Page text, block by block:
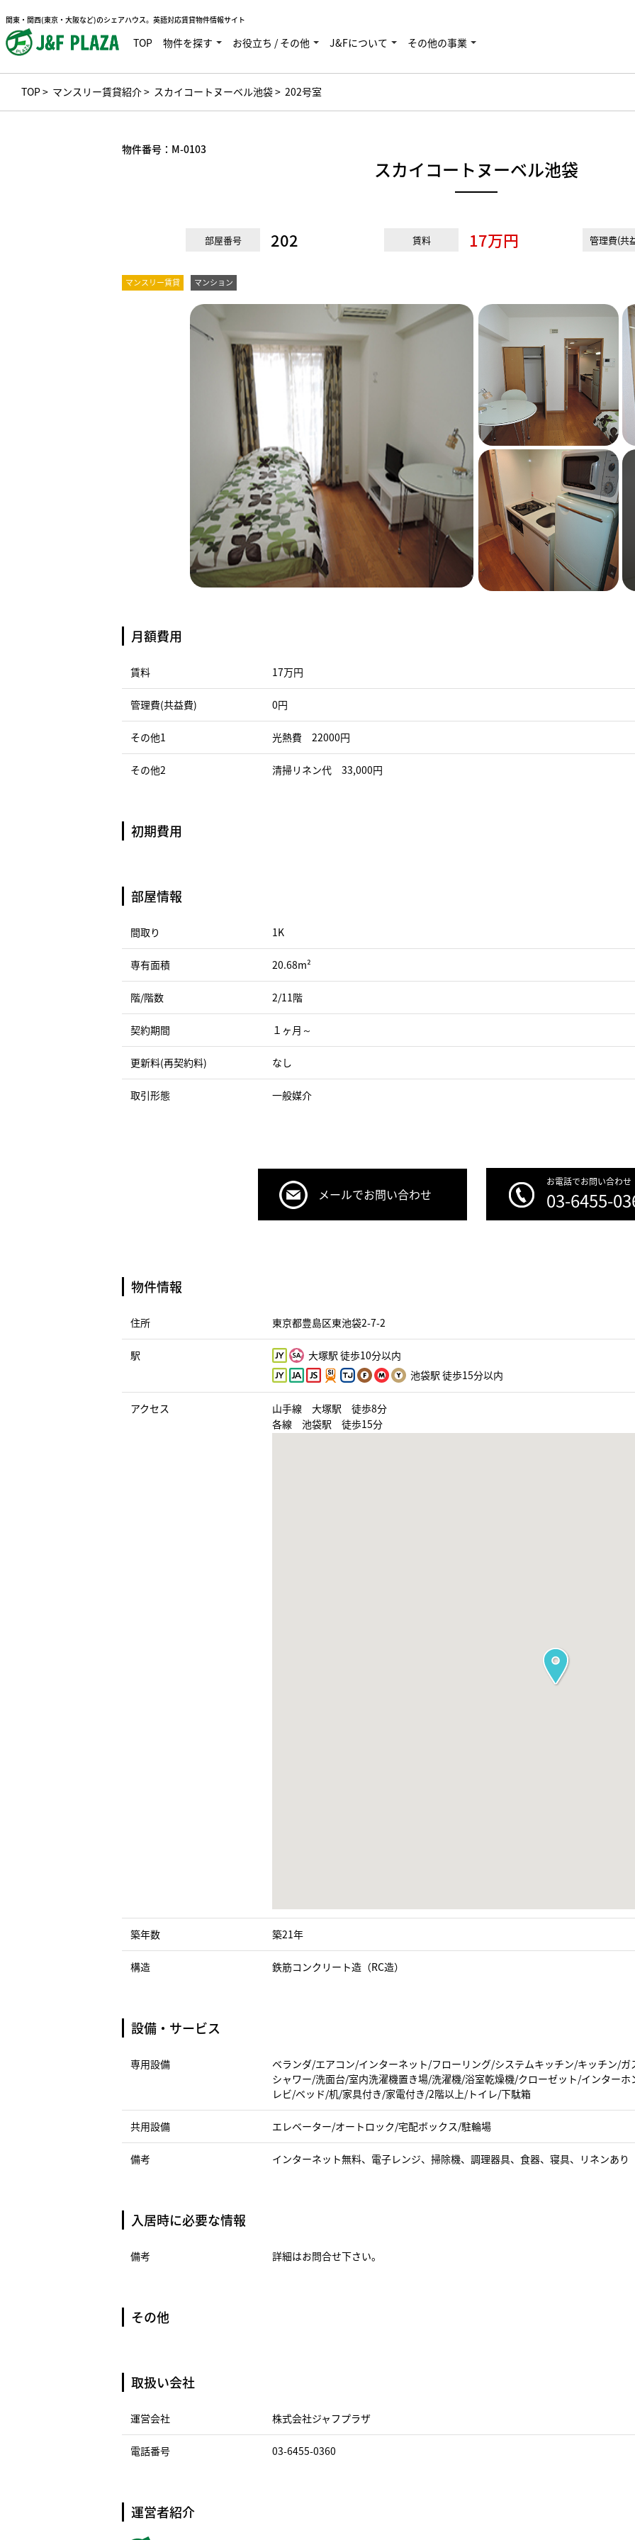
関東・関西(東京・大阪など)のシェアハウス。英語対応賃貸物件情報サイト
TOP 物件を探す お役立ち / その他 J&Fについて その他の事業
TOP> マンスリー賃貸紹介> スカイコートヌーベル池袋> 202号室
物件番号： M-0103
スカイコートヌーベル池袋
部屋番号 202 賃料 17万円 管理費(共
マンスリー賃貸 マンション
月額費用
賃料 17万円
管理費(共益費) 0円
その他1 光熱費 22000円
その他2 清掃リネン代 33,000円
初期費用
部屋情報
間取り 1K
専有面積 20.68m²
階/階数 2/11階
契約期間 １ヶ月～
更新料(再契約料) なし
取引形態 一般媒介
メールでお問い合わせ
お電話でお問い合わせ
03-6455-
物件情報
住所 東京都豊島区東池袋2-7-2
駅
大塚駅 徒歩10分以内
池袋駅 徒歩15分以内
アクセス
山手線 大塚駅 徒歩8分
各線 池袋駅 徒歩15分
築年数 築21年
構造 鉄筋コンクリート造（RC造）
設備・サービス
専用設備
ベランダ/エアコン/インターネット/フローリング/システムキッチン/キッチン/
シャワー/洗面台/室内洗濯機置き場/洗濯機/浴室乾燥機/クローゼット/インター
レビ/ベッド/机/家具付き/家電付き/2階以上/トイレ/下駄箱
共用設備 エレベーター/オートロック/宅配ボックス/駐輪場
備考 インターネット無料、電子レンジ、掃除機、調理器具、食器、寝具、リネンあり
入居時に必要な情報
備考 詳細はお問合せ下さい。
その他
取扱い会社
運営会社 株式会社ジャフプラザ
電話番号 03-6455-0360
運営者紹介